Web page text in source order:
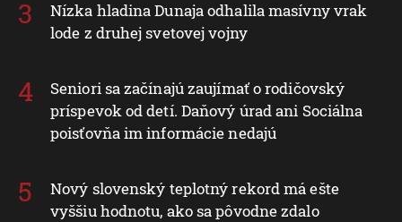
Nízka hladina Dunaja odhalila masívny vrak
lode z druhej svetovej vojny
Seniori sa začínajú zaujímať o rodičovský
príspevok od detí. Daňový úrad ani Sociálna
poisťovňa im informácie nedajú
Nový slovenský teplotný rekord má ešte
vyššiu hodnotu, ako sa pôvodne zdalo